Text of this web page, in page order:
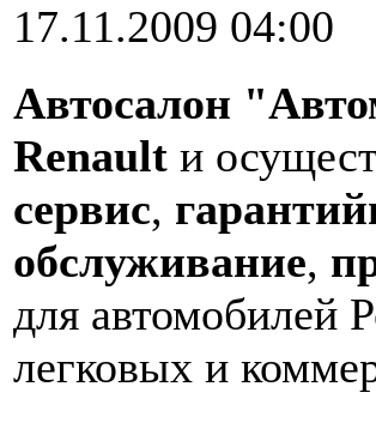
17.11.2009 04:00
Автосалон
Renault и
сервис,
обслуживание,
для автомобилей
легковых и